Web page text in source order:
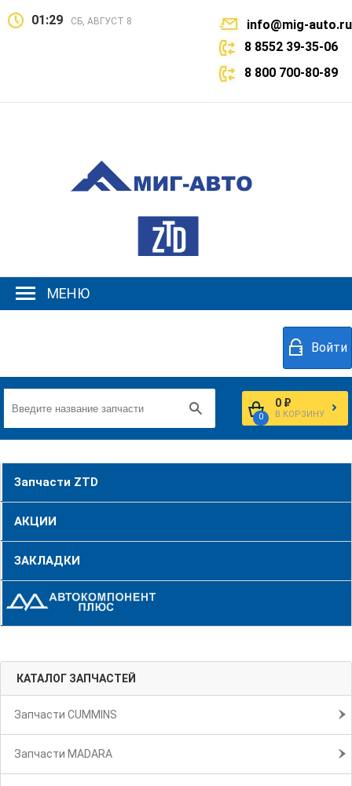
01:29 СБ, АВГУСТ 8
info@mig-auto.ru
8 8552 39-35-06
8 800 700-80-89
МЕНЮ
Войти
0
0 ₽
В КОРЗИНУ
Запчасти ZTD
АКЦИИ
ЗАКЛАДКИ
КАТАЛОГ ЗАПЧАСТЕЙ
Запчасти CUMMINS
Запчасти MADARA